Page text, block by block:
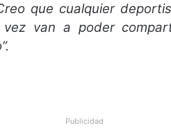
que cualquier
van a poder
Publicidad